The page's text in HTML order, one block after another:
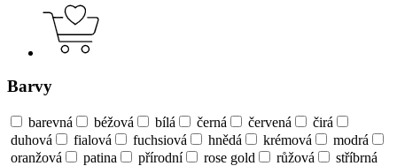
Barvy
barevná béžová bílá černá červená
čirá
duhová
fialová fuchsiová hnědá krémová
modrá
oranžová
patina přírodní rose gold růžová
stříbrná